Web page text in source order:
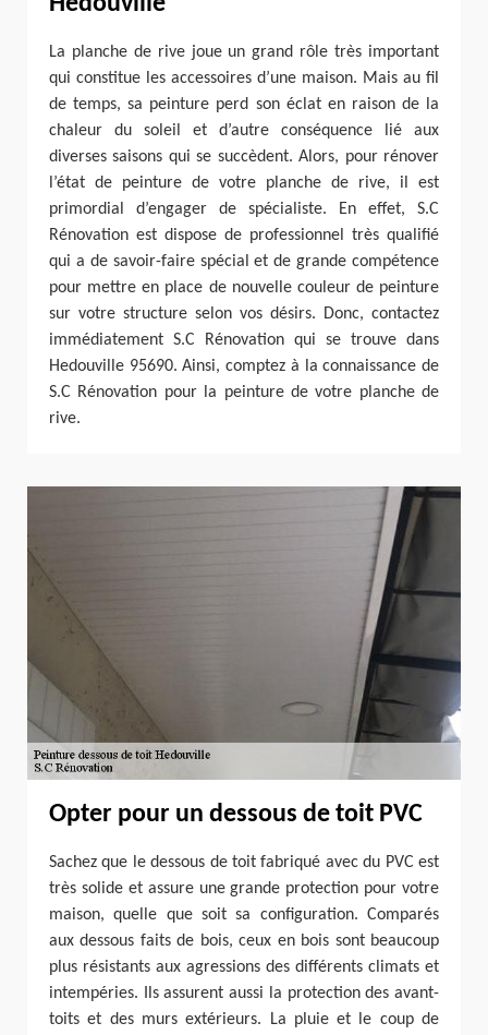
La planche de rive joue un grand rôle très important
qui constitue les accessoires d’une maison. Mais au fil
de temps, sa peinture perd son éclat en raison de la
chaleur du soleil et d’autre conséquence lié aux
diverses saisons qui se succèdent. Alors, pour rénover
l’état de peinture de votre planche de rive, il est
primordial d’engager de spécialiste. En effet, S.C
Rénovation est dispose de professionnel très qualifié
qui a de savoir-faire spécial et de grande compétence
pour mettre en place de nouvelle couleur de peinture
sur votre structure selon vos désirs. Donc, contactez
immédiatement S.C Rénovation qui se trouve dans
Hedouville 95690. Ainsi, comptez à la connaissance de
S.C Rénovation pour la peinture de votre planche de
rive.
Opter pour un dessous de toit PVC
Sachez que le dessous de toit fabriqué avec du PVC est
très solide et assure une grande protection pour votre
maison, quelle que soit sa configuration. Comparés
aux dessous faits de bois, ceux en bois sont beaucoup
plus résistants aux agressions des différents climats et
intempéries. Ils assurent aussi la protection des avant-
toits et des murs extérieurs. La pluie et le coup de